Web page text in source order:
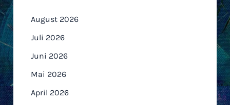
August 2026
Juli 2026
Juni 2026
Mai 2026
April 2026